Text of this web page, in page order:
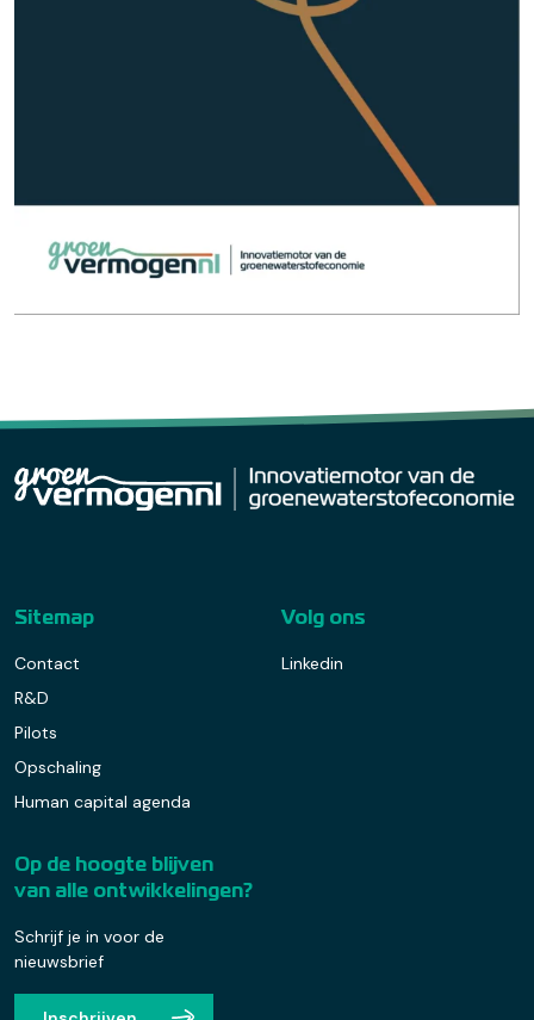
Sitemap
Contact
R&D
Pilots
Opschaling
Human capital agenda
Volg ons
Linkedin
Op de hoogte blijven
van alle ontwikkelingen?
Schrijf je in voor de
nieuwsbrief